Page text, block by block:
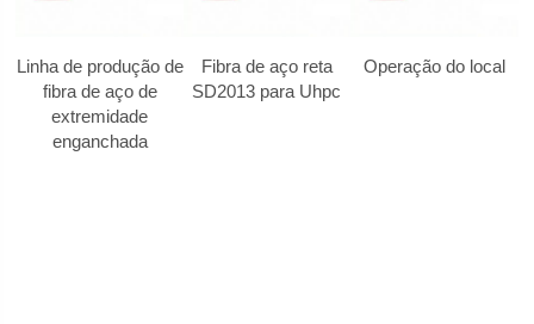
Linha de produção de
fibra de aço de
extremidade
enganchada
Fibra de aço reta
SD2013 para Uhpc
Operação do local